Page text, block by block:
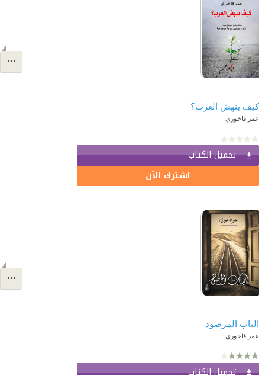
كيف ينهض العرب؟
عمر فاخوري
تحميل الكتاب
اشترك الآن
الباب المرصود
عمر فاخوري